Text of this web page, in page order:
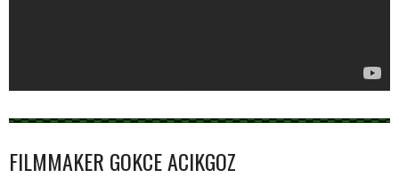
FILMMAKER GOKCE ACIKGOZ